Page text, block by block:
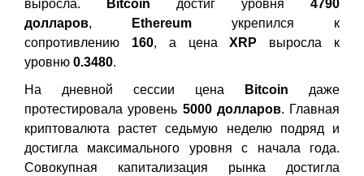
выросла.
Bitcoin достиг уровня 4790
долларов, Ethereum укрепился к
сопротивлению 160, а ценаXRP выросла к
уровню 0.3480.
На дневной сессии цена
Bitcoin даже
протестировала уровень 5000 долларов. Главная
криптовалюта растет седьмую неделю подряд и
достигла максимального уровня с начала года.
Совокупная капитализация рынка достигла